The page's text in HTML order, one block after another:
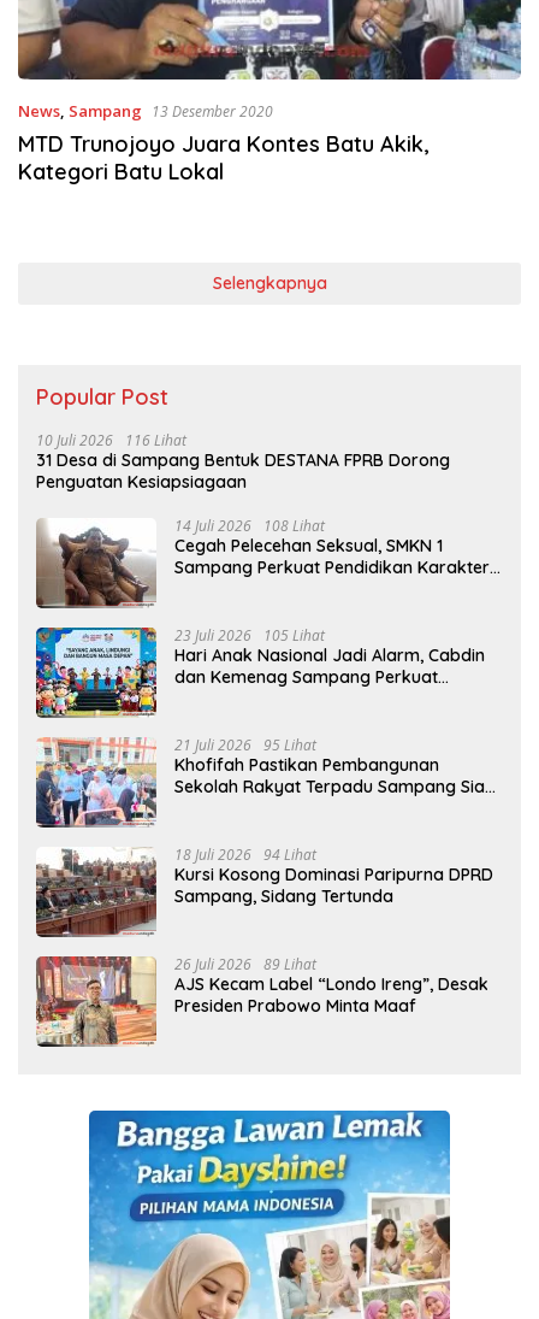
News, Sampang 13 Desember 2020
MTD Trunojoyo Juara Kontes Batu Akik,
Kategori Batu Lokal
Selengkapnya
Popular Post
10 Juli 2026 116 Lihat
31 Desa di Sampang Bentuk DESTANA FPRB Dorong
Penguatan Kesiapsiagaan
14 Juli 2026 108 Lihat
Cegah Pelecehan Seksual, SMKN 1
Sampang Perkuat Pendidikan Karakter
23 Juli 2026 105 Lihat
Hari Anak Nasional Jadi Alarm, Cabdin
dan Kemenag Sampang Perkuat
21 Juli 2026 95 Lihat
Khofifah Pastikan Pembangunan
Sekolah Rakyat Terpadu Sampang Siap
18 Juli 2026 94 Lihat
Kursi Kosong Dominasi Paripurna DPRD
Sampang, Sidang Tertunda
26 Juli 2026 89 Lihat
AJS Kecam Label “Londo Ireng”, Desak
Presiden Prabowo Minta Maaf